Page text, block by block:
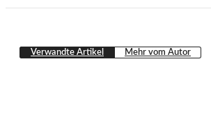
Verwandte Artikel Mehr vom Autor